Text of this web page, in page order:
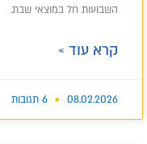
השבועות חל במוצאי שבת.
קרא עוד »
08.02.2026